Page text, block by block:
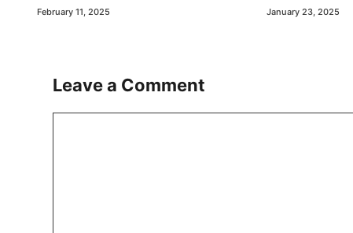
February 11, 2025 January 23, 2025
Leave a Comment